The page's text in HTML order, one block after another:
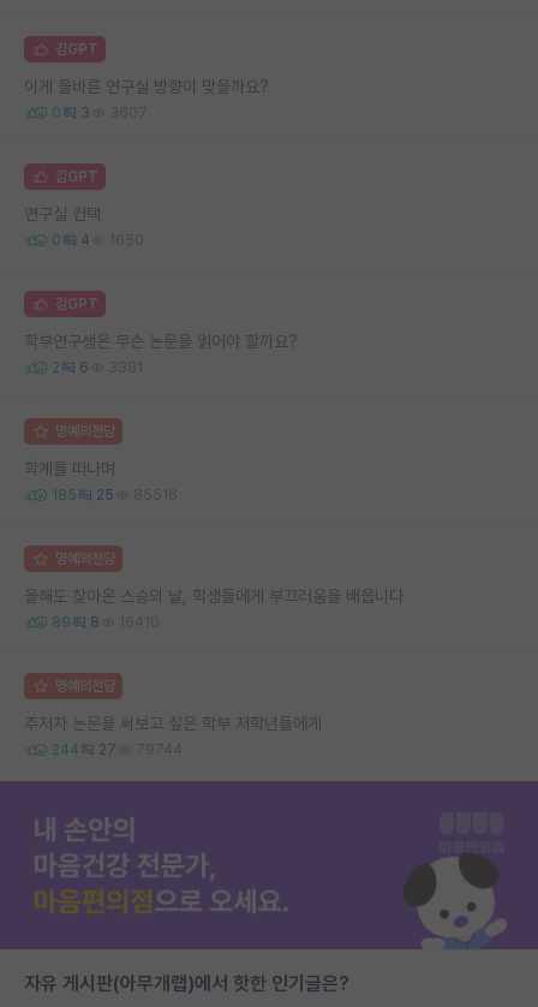
김GPT
이게 올바른 연구실 방향이 맞을까요?
0 3 3607
김GPT
연구실 컨택
0 4 1650
김GPT
학부연구생은 무슨 논문을 읽어야 할까요?
2 6 3381
명예의전당
학계를 떠나며
185 25 85516
명예의전당
올해도 찾아온 스승의 날, 학생들에게 부끄러움을 배웁니다
89 8 16410
명예의전당
주저자 논문을 써보고 싶은 학부 저학년들에게
244 27 79744
자유 게시판(아무개랩)에서 핫한 인기글은?